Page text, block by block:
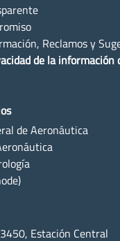
Reclamos y
de la información
de Aeronáutica
Estación Central